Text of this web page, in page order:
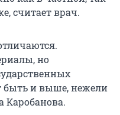
считает врач.
но
быть и выше, нежели
Каробанова.